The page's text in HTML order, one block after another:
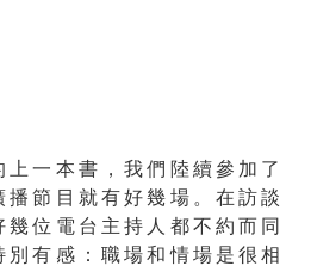
一本書，我們陸續參加了
節目就有好幾場。在訪談
位電台主持人都不約而同
有感：職場和情場是很相